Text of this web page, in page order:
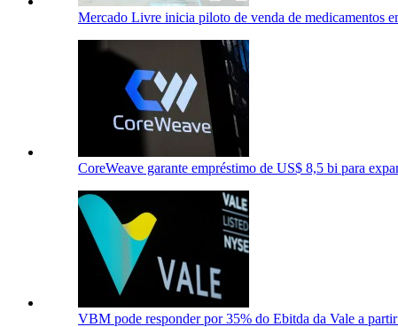
Mercado Livre inicia piloto de venda de medicamentos
CoreWeave garante empréstimo de US$ 8,5 bi para
VBM pode responder por 35% do Ebitda da Vale a